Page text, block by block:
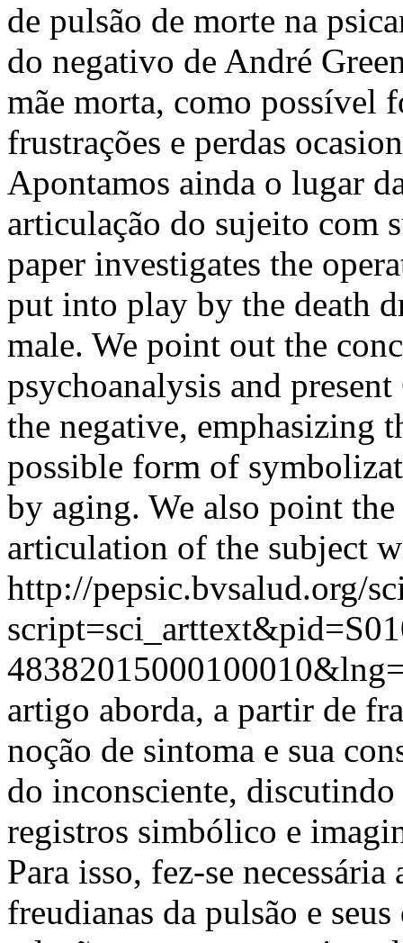
de pulsão de morte na
do negativo de André
mãe morta, como possível
frustrações e perdas
Apontamos ainda o lugar
articulação do sujeito com
paper investigates the
put into play by the death
male. We point out the
psychoanalysis and
the negative, emphasizing
possible form of
by aging. We also point
articulation of the subject
http://pepsic.bvsalud.org/
artigo aborda, a partir de
noção de sintoma e sua
do inconsciente,
registros simbólico e
Para isso, fez-se
freudianas da pulsão e